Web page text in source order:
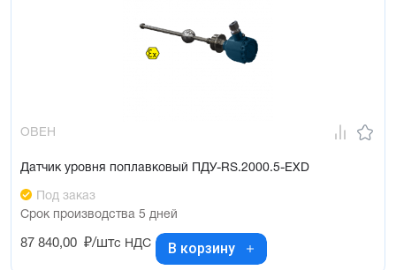
ОВЕН
Датчик уровня поплавковый ПДУ-RS.2000.5-ЕХD
Под заказ
Срок производства 5 дней
87 840,00 ₽/штс НДС В корзину